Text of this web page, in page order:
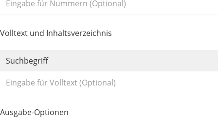
Volltext und Inhaltsverzeichnis
Suchbegriff
Ausgabe-Optionen